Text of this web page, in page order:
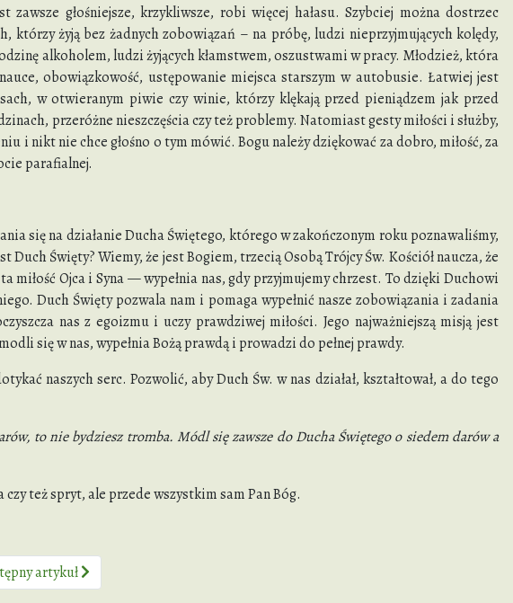
głośniejsze, krzykliwsze, robi więcej hałasu. Szybciej można dostrzec
którzy żyją bez żadnych zobowiązań – na próbę, ludzi nieprzyjmujących kolędy,
alkoholem, ludzi żyjących kłamstwem, oszustwami w pracy. Młodzież, która
obowiązkowość, ustępowanie miejsca starszym w autobusie. Łatwiej jest
w otwieranym piwie czy winie, którzy klękają przed pieniądzem jak przed
przeróżne nieszczęścia czy też problemy. Natomiast gesty miłości i służby,
i nikt nie chce głośno o tym mówić. Bogu należy dziękować za dobro, miłość, za
parafialnej.
się na działanie Ducha Świętego, którego w zakończonym roku poznawaliśmy,
Święty? Wiemy, że jest Bogiem, trzecią Osobą Trójcy Św. Kościół naucza, że
miłość Ojca i Syna — wypełnia nas, gdy przyjmujemy chrzest. To dzięki Duchowi
Duch Święty pozwala nam i pomaga wypełnić nasze zobowiązania i zadania
nas z egoizmu i uczy prawdziwej miłości. Jego najważniejszą misją jest
się w nas, wypełnia Bożą prawdą i prowadzi do pełnej prawdy.
naszych serc. Pozwolić, aby Duch Św. w nas działał, kształtował, a do tego
to nie bydziesz tromba. Módl się zawsze do Ducha Świętego o siedem darów a
też spryt, ale przede wszystkim sam Pan Bóg.
artykuł